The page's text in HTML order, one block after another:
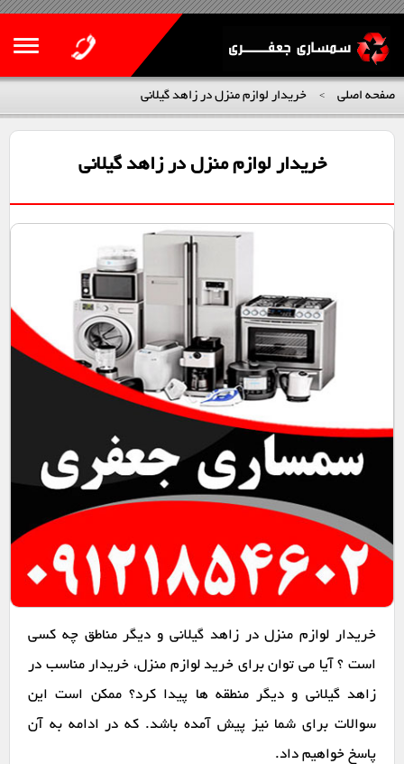
صفحه اصلی > خریدار لوازم منزل در زاهد گیلانی
خریدار لوازم منزل در زاهد گیلانی
خریدار لوازم منزل در زاهد گیلانی و دیگر مناطق چه کسی
است ؟ آیا می توان برای خرید لوازم منزل، خریدار مناسب در
زاهد گیلانی و دیگر منطقه ها پیدا کرد؟ ممکن است این
سوالات برای شما نیز پیش آمده باشد. که در ادامه به آن
پاسخ خواهیم داد.